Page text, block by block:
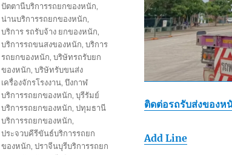
ติดต่อรถรับส่งของห
Add Line
ปัตตานีบริการรถยกของหนัก,
น่านบริการรถยกของหนัก,
บริการ รถรับจ้าง ยกของหนัก,
บริการรถขนสงของหนัก, บริการ
รถยกของหนัก, บริษัทรถรับยก
ของหนัก, บริษัทรับขนส่ง
เครื่องจักรโรงงาน, บึงกาฬ
บริการรถยกของหนัก, บุรีรัมย์
บริการรถยกของหนัก, ปทุมธานี
บริการรถยกของหนัก,
ประจวบคีรีขันธ์บริการรถยก
ของหนัก, ปราจีนบุรีบริการรถยก